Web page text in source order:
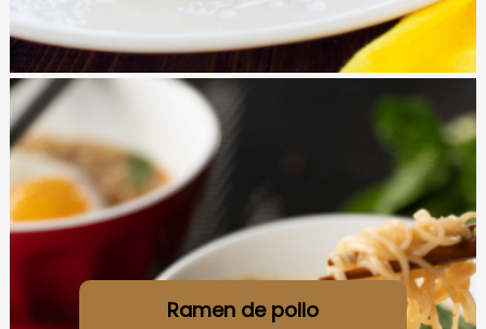
Ramen de pollo